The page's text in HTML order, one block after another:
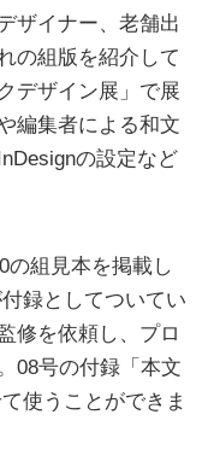
ザイナー、老舗出
の組版を紹介して
デザイン展」で展
編集者による和文
の設定など
の組見本を掲載し
録としてついてい
修を依頼し、プロ
08号の付録「本文
使うことができま